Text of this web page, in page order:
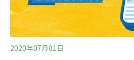
社區脫碳，
2020年07月01日